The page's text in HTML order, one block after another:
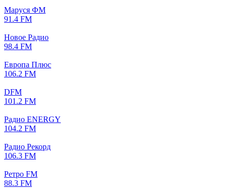
Маруся ФМ
91.4 FM
Новое Радио
98.4 FM
Европа Плюс
106.2 FM
DFM
101.2 FM
Радио ENERGY
104.2 FM
Радио Рекорд
106.3 FM
Ретро FM
88.3 FM